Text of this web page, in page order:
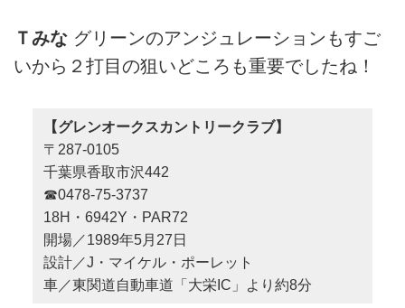
Ｔみな グリーンのアンジュレーションもすご
いから２打目の狙いどころも重要でしたね！
【グレンオークスカントリークラブ】
〒287-0105
千葉県香取市沢442
☎0478-75-3737
18H・6942Y・PAR72
開場／1989年5月27日
設計／J・マイケル・ポーレット
車／東関道自動車道「大栄IC」より約8分